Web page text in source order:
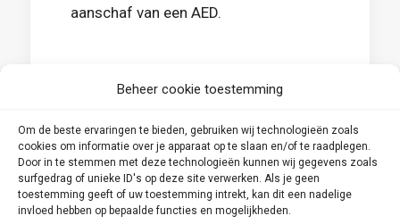
Beheer cookie toestemming
Om de beste ervaringen te bieden, gebruiken wij technologieën zoals
cookies om informatie over je apparaat op te slaan en/of te raadplegen.
Door in te stemmen met deze technologieën kunnen wij gegevens zoals
surfgedrag of unieke ID's op deze site verwerken. Als je geen
toestemming geeft of uw toestemming intrekt, kan dit een nadelige
invloed hebben op bepaalde functies en mogelijkheden.
aanschaf van een AED.
Volledig ontzorgd
Ook levert BeCare alle accessoires,
zoals elektroden, batterijen en diverse
tassen (ookPelican caseofPax tas).
Bovendien verzorgen wij het